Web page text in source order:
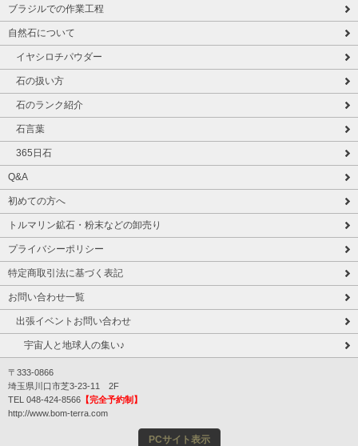
ブラジルでの作業工程
自然石について
イヤシロチパウダー
石の扱い方
石のランク紹介
石言葉
365日石
Q&A
初めての方へ
トルマリン鉱石・粉末などの卸売り
プライバシーポリシー
特定商取引法に基づく表記
お問い合わせ一覧
出張イベントお問い合わせ
宇宙人と地球人の集い♪
〒333-0866
埼玉県川口市芝3-23-11 2F
TEL 048-424-8566 【完全予約制】
http://www.bom-terra.com
PCサイト表示